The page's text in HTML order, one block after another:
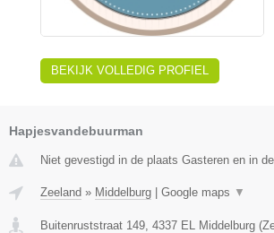
BEKIJK VOLLEDIG PROFIEL
Hapjesvandebuurman
Niet gevestigd in de plaats Gasteren en in
Zeeland » Middelburg Google maps ▼
Buitenruststraat 149, 4337 EL Middelburg (